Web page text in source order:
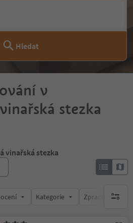
Hledat
v
stezka
vinařská stezka
Kategorie Zpracovávábrak